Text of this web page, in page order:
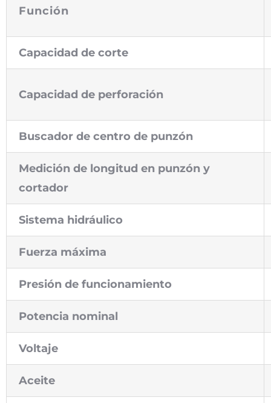
Función
Capacidad de corte
Capacidad de perforación
Buscador de centro de punzón
Medición de longitud en punzón y
cortador
Sistema hidráulico
Fuerza máxima
Presión de funcionamiento
Potencia nominal
Voltaje
Aceite